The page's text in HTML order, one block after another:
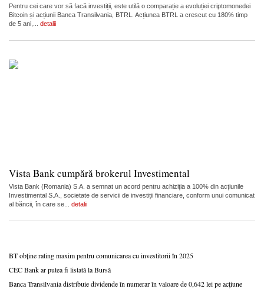
Pentru cei care vor să facă investiții, este utilă o comparație a evoluției criptomonedei
Bitcoin și acțiunii Banca Transilvania, BTRL. Acțiunea BTRL a crescut cu 180% timp
de 5 ani,... detalii
Vista Bank cumpără brokerul Investimental
Vista Bank (Romania) S.A. a semnat un acord pentru achiziția a 100% din acțiunile
Investimental S.A., societate de servicii de investiții financiare, conform unui comunicat
al băncii, în care se... detalii
BT obține rating maxim pentru comunicarea cu investitorii în 2025
CEC Bank ar putea fi listată la Bursă
Banca Transilvania distribuie dividende în numerar în valoare de 0,642 lei pe acțiune